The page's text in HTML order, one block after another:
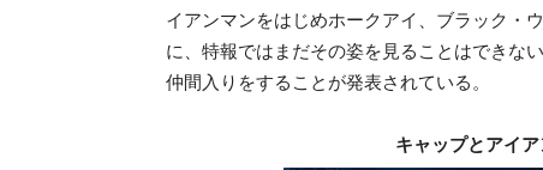
イアンマンをはじめホークアイ、ブラック・
に、特報ではまだその姿を見ることはできな
仲間入りをすることが発表されている。
キャップとアイ